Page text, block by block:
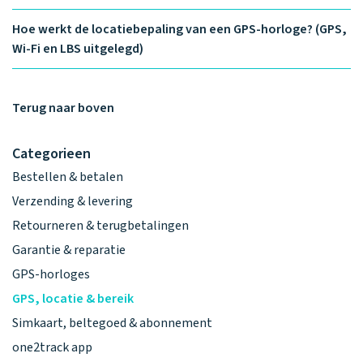
Stichting
Jarige Job
Categorieen
Bestellen & betalen
Verzending & levering
Retourneren & terugbetalingen
Garantie & reparatie
GPS-horloges
GPS, locatie & bereik
Simkaart, beltegoed & abonnement
one2track app
Hoe werkt de locatiebepaling van een GPS-horloge? (GPS,
Wi-Fi en LBS uitgelegd)
Terug naar boven